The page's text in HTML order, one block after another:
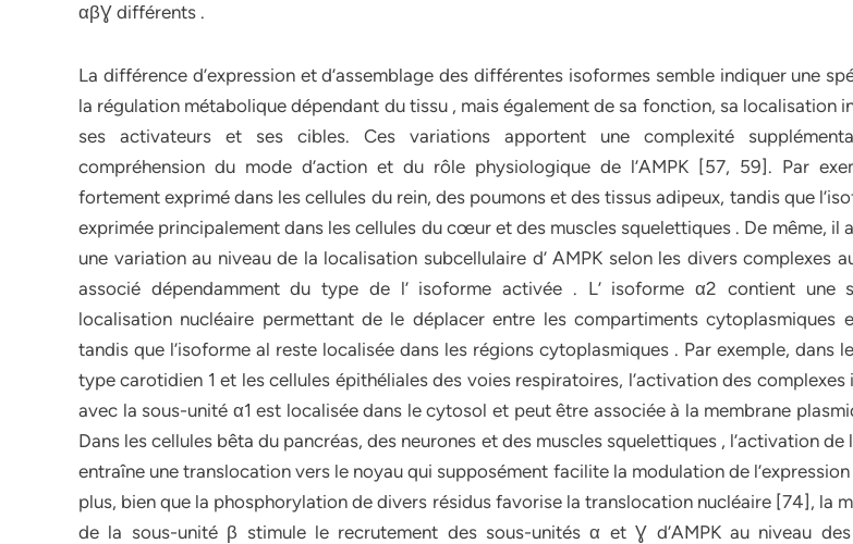
αβƔ différents .
La différence d’expression et d’assemblage des différentes isoformes semble indiquer une
la régulation métabolique dépendant du tissu , mais également de sa fonction, sa localisation
ses activateurs et ses cibles. Ces variations apportent une complexité
compréhension du mode d’action et du rôle physiologique de l’AMPK [57, 59]. Par
fortement exprimé dans les cellules du rein, des poumons et des tissus adipeux, tandis que
exprimée principalement dans les cellules du cœur et des muscles squelettiques . De même, il
une variation au niveau de la localisation subcellulaire d’ AMPK selon les divers complexes
associé dépendamment du type de l’ isoforme activée . L’ isoforme α2 contient une
localisation nucléaire permettant de le déplacer entre les compartiments cytoplasmiques
tandis que l’isoforme al reste localisée dans les régions cytoplasmiques . Par exemple, dans
type carotidien 1 et les cellules épithéliales des voies respiratoires, l’activation des complexes
avec la sous-unité α1 est localisée dans le cytosol et peut être associée à la membrane
Dans les cellules bêta du pancréas, des neurones et des muscles squelettiques , l’activation de
entraîne une translocation vers le noyau qui supposément facilite la modulation de
plus, bien que la phosphorylation de divers résidus favorise la translocation nucléaire [74], la
de la sous-unité β stimule le recrutement des sous-unités α et Ɣ d’AMPK au niveau des